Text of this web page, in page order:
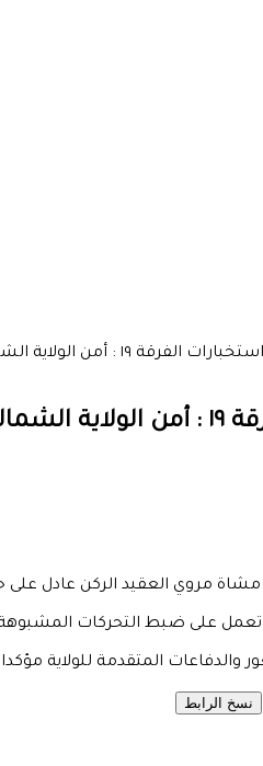
الفرقة ١٩ : أمن الولاية الشمالية خط أحمر
أحمر
تعمل على ضبط التحركات المشبوهة
المتقدمة للولاية مؤكدا
نسخ الرابط